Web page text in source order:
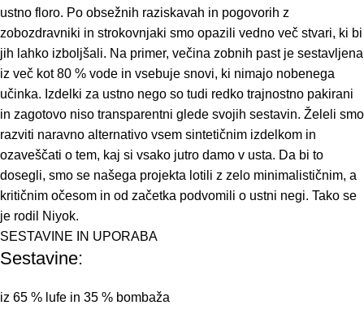
ustno floro. Po obsežnih raziskavah in pogovorih z
zobozdravniki in strokovnjaki smo opazili vedno več stvari, ki bi
jih lahko izboljšali. Na primer, večina zobnih past je sestavljena
iz več kot 80 % vode in vsebuje snovi, ki nimajo nobenega
učinka. Izdelki za ustno nego so tudi redko trajnostno pakirani
in zagotovo niso transparentni glede svojih sestavin. Želeli smo
razviti naravno alternativo vsem sintetičnim izdelkom in
ozaveščati o tem, kaj si vsako jutro damo v usta. Da bi to
dosegli, smo se našega projekta lotili z zelo minimalističnim, a
kritičnim očesom in od začetka podvomili o ustni negi. Tako se
je rodil Niyok.
SESTAVINE IN UPORABA
Sestavine:
iz 65 % lufe in 35 % bombaža